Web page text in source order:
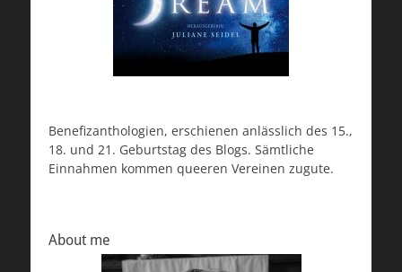
Benefizanthologien, erschienen anlässlich des 15.,
18. und 21. Geburtstag des Blogs. Sämtliche
Einnahmen kommen queeren Vereinen zugute.
About me